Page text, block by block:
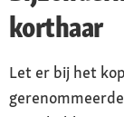
korthaar
Let er bij het